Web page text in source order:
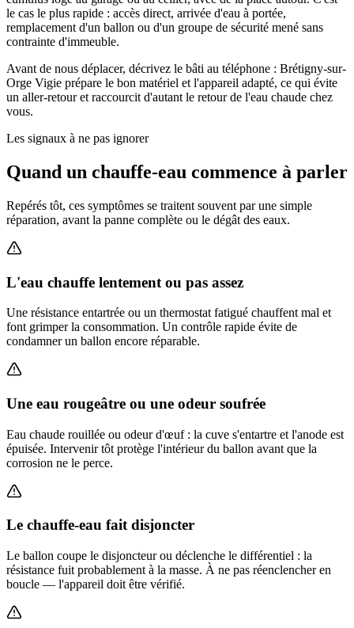
le cas le plus rapide : accès direct, arrivée d'eau à portée,
remplacement d'un ballon ou d'un groupe de sécurité mené sans
contrainte d'immeuble.
Avant de nous déplacer, décrivez le bâti au téléphone : Brétigny-sur-
Orge Vigie prépare le bon matériel et l'appareil adapté, ce qui évite
un aller-retour et raccourcit d'autant le retour de l'eau chaude chez
vous.
Les signaux à ne pas ignorer
Quand un chauffe-eau commence à parler
Repérés tôt, ces symptômes se traitent souvent par une simple
réparation, avant la panne complète ou le dégât des eaux.
L'eau chauffe lentement ou pas assez
Une résistance entartrée ou un thermostat fatigué chauffent mal et
font grimper la consommation. Un contrôle rapide évite de
condamner un ballon encore réparable.
Une eau rougeâtre ou une odeur soufrée
Eau chaude rouillée ou odeur d'œuf : la cuve s'entartre et l'anode est
épuisée. Intervenir tôt protège l'intérieur du ballon avant que la
corrosion ne le perce.
Le chauffe-eau fait disjoncter
Le ballon coupe le disjoncteur ou déclenche le différentiel : la
résistance fuit probablement à la masse. À ne pas réenclencher en
boucle — l'appareil doit être vérifié.